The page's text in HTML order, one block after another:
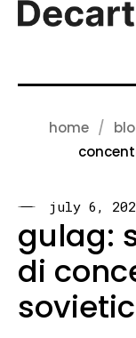
home
july 6,
gulag:
di